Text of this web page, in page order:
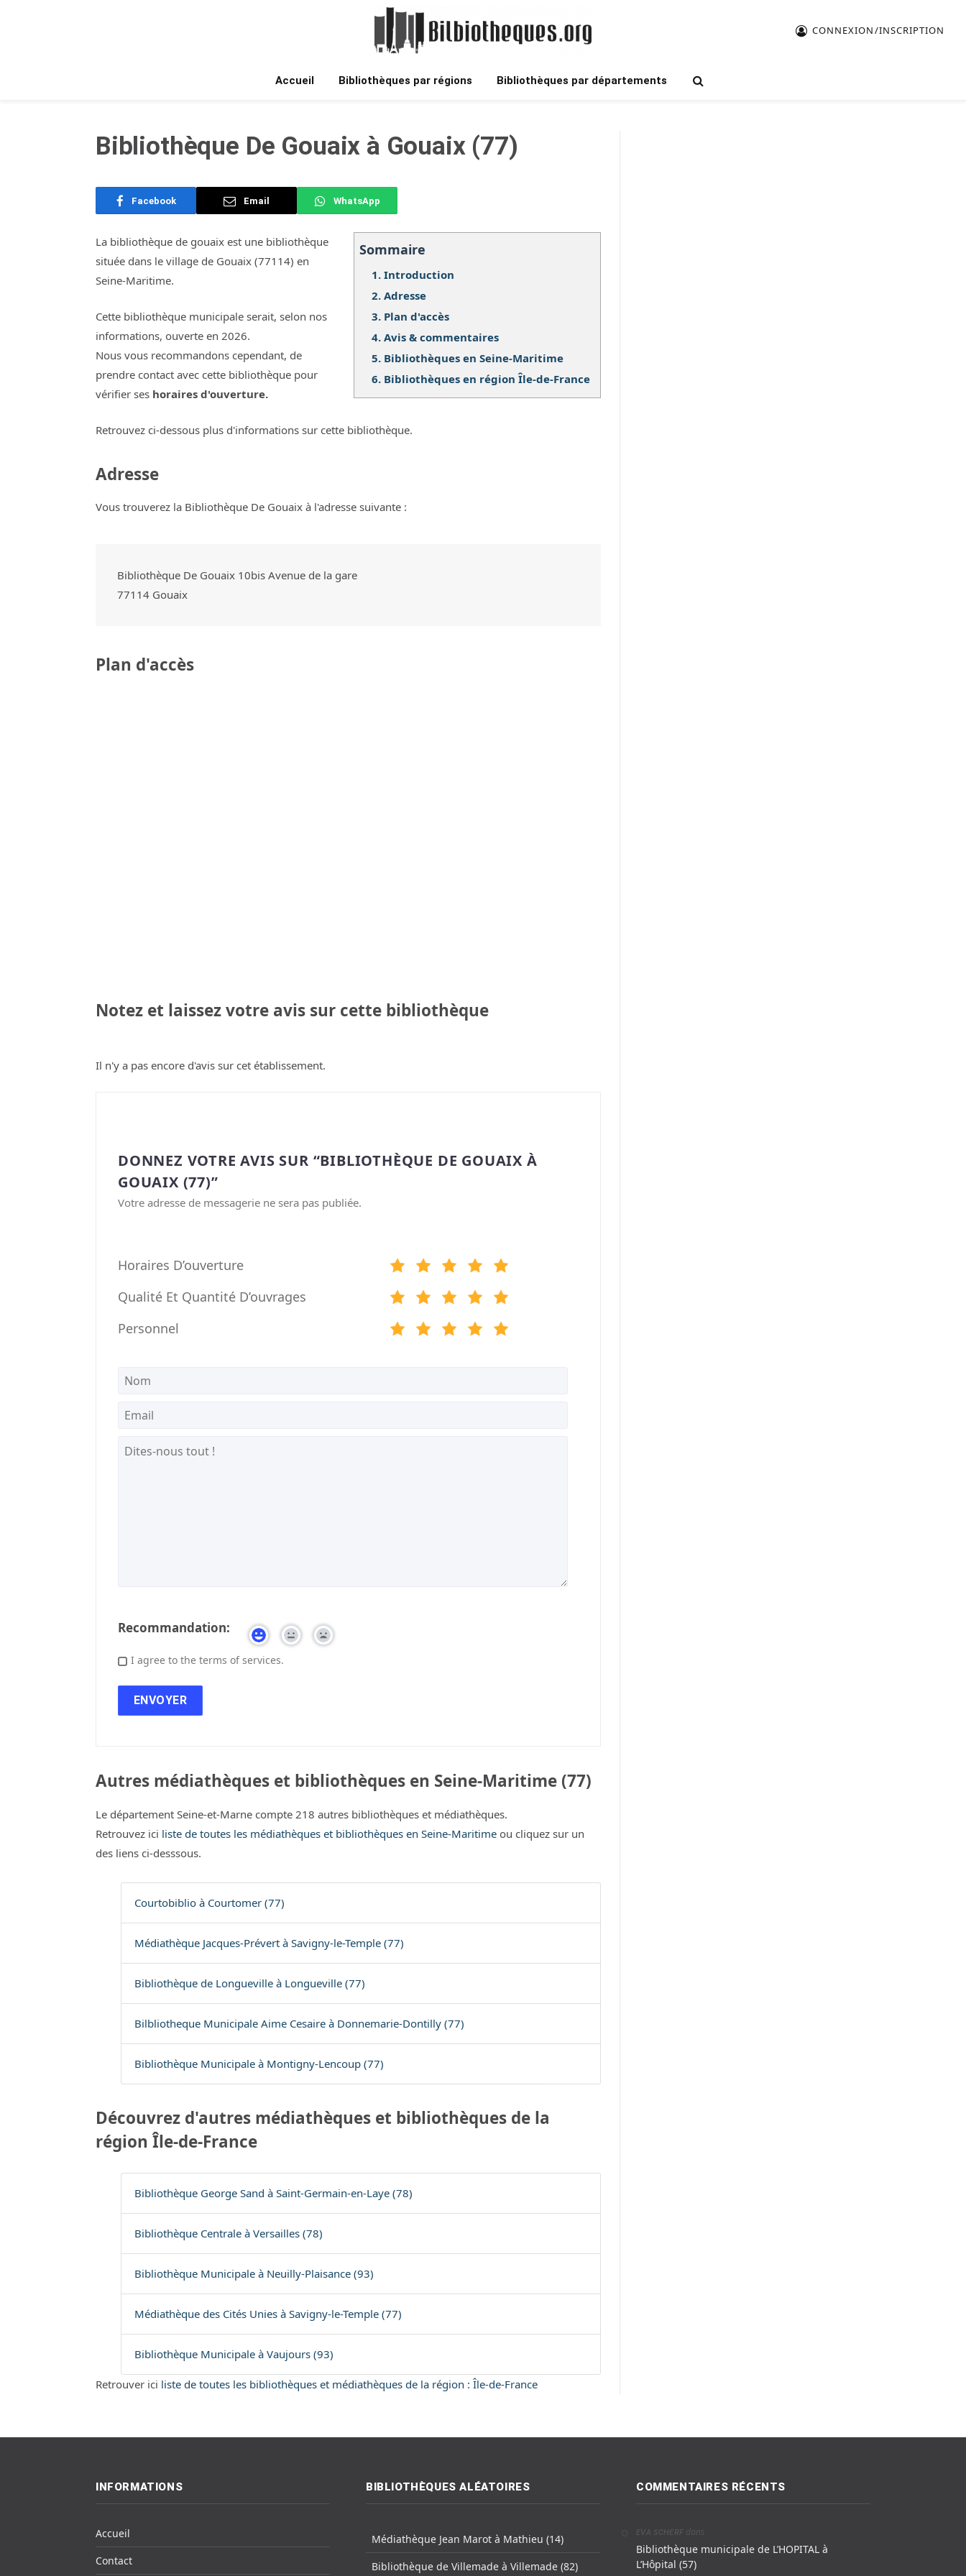
CONNEXION/INSCRIPTION
Accueil Bibliothèques par régions Bibliothèques par départements
Bibliothèque De Gouaix à Gouaix (77)
Facebook Email WhatsApp
Sommaire
1. Introduction
2. Adresse
3. Plan d'accès
4. Avis & commentaires
5. Bibliothèques en Seine-Maritime
6. Bibliothèques en région Île-de-France
La bibliothèque de gouaix est une bibliothèque
située dans le village de Gouaix (77114) en
Seine-Maritime.
Cette bibliothèque municipale serait, selon nos
informations, ouverte en 2026.
Nous vous recommandons cependant, de
prendre contact avec cette bibliothèque pour
vérifier ses horaires d'ouverture.
Retrouvez ci-dessous plus d'informations sur cette bibliothèque.
Adresse
Vous trouverez la Bibliothèque De Gouaix à l'adresse suivante :
Bibliothèque De Gouaix 10bis Avenue de la gare
77114 Gouaix
Plan d'accès
Notez et laissez votre avis sur cette bibliothèque
Il n'y a pas encore d'avis sur cet établissement.
DONNEZ VOTRE AVIS SUR “BIBLIOTHÈQUE DE GOUAIX À
GOUAIX (77)”
Votre adresse de messagerie ne sera pas publiée.
Horaires D’ouverture
Qualité Et Quantité D’ouvrages
Personnel
Recommandation:
I agree to the terms of services.
Autres médiathèques et bibliothèques en Seine-Maritime (77)
Le département Seine-et-Marne compte 218 autres bibliothèques et médiathèques.
Retrouvez ici liste de toutes les médiathèques et bibliothèques en Seine-Maritime ou cliquez sur un
des liens ci-desssous.
Courtobiblio à Courtomer (77)
Médiathèque Jacques-Prévert à Savigny-le-Temple (77)
Bibliothèque de Longueville à Longueville (77)
Bilbliotheque Municipale Aime Cesaire à Donnemarie-Dontilly (77)
Bibliothèque Municipale à Montigny-Lencoup (77)
Découvrez d'autres médiathèques et bibliothèques de la
région Île-de-France
Bibliothèque George Sand à Saint-Germain-en-Laye (78)
Bibliothèque Centrale à Versailles (78)
Bibliothèque Municipale à Neuilly-Plaisance (93)
Médiathèque des Cités Unies à Savigny-le-Temple (77)
Bibliothèque Municipale à Vaujours (93)
Retrouver ici liste de toutes les bibliothèques et médiathèques de la région : Île-de-France
INFORMATIONS
Accueil
Contact
BIBLIOTHÈQUES ALÉATOIRES
Médiathèque Jean Marot à Mathieu (14)
Bibliothèque de Villemade à Villemade (82)
COMMENTAIRES RÉCENTS
EVA SCHERF dans
Bibliothèque municipale de L’HOPITAL à
L’Hôpital (57)